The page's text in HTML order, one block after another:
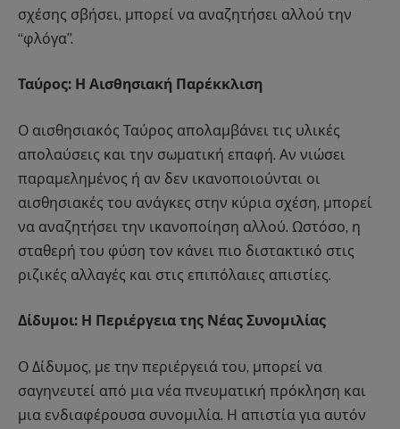
σχέσης σβήσει, μπορεί να αναζητήσει αλλού την
“φλόγα”.
Ταύρος: Η Αισθησιακή Παρέκκλιση
Ο αισθησιακός Ταύρος απολαμβάνει τις υλικές
απολαύσεις και την σωματική επαφή. Αν νιώσει
παραμελημένος ή αν δεν ικανοποιούνται οι
αισθησιακές του ανάγκες στην κύρια σχέση, μπορεί
να αναζητήσει την ικανοποίηση αλλού. Ωστόσο, η
σταθερή του φύση τον κάνει πιο διστακτικό στις
ριζικές αλλαγές και στις επιπόλαιες απιστίες.
Δίδυμοι: Η Περιέργεια της Νέας Συνομιλίας
Ο Δίδυμος, με την περιέργειά του, μπορεί να
σαγηνευτεί από μια νέα πνευματική πρόκληση και
μια ενδιαφέρουσα συνομιλία. Η απιστία για αυτόν